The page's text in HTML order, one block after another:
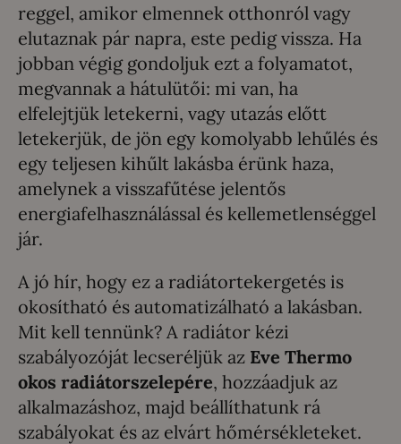
reggel, amikor elmennek otthonról vagy
elutaznak pár napra, este pedig vissza. Ha
jobban végig gondoljuk ezt a folyamatot,
megvannak a hátulütői: mi van, ha
elfelejtjük letekerni, vagy utazás előtt
letekerjük, de jön egy komolyabb lehűlés és
egy teljesen kihűlt lakásba érünk haza,
amelynek a visszafűtése jelentős
energiafelhasználással és kellemetlenséggel
jár.
A jó hír, hogy ez a radiátortekergetés is
okosítható és automatizálható a lakásban.
Mit kell tennünk? A radiátor kézi
szabályozóját lecseréljük az Eve Thermo
okos radiátorszelepére, hozzáadjuk az
alkalmazáshoz, majd beállíthatunk rá
szabályokat és az elvárt hőmérsékleteket.